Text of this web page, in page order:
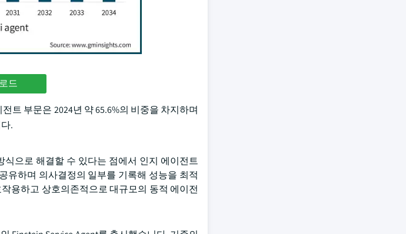
드
트 부문은 2024년 약 65.6%의 비중을 차지하며
.
으로 해결할 수 있다는 점에서 인지 에이전트
유하며 의사결정의 일부를 기록해 성능을 최적
용하고 상호의존적으로 대규모의 동적 에이전